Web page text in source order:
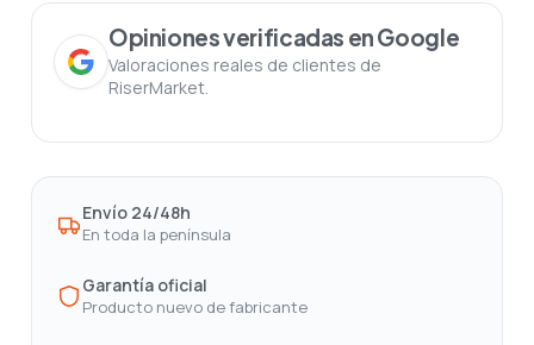
Opiniones verificadas en Google
Valoraciones reales de clientes de
RiserMarket.
Envío 24/48h
En toda la península
Garantía oficial
Producto nuevo de fabricante